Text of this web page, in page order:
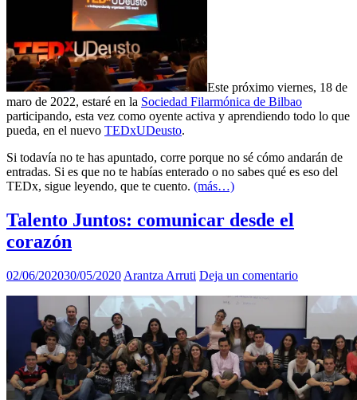
Este próximo viernes, 18 de
maro de 2022, estaré en la Sociedad Filarmónica de Bilbao
participando, esta vez como oyente activa y aprendiendo todo lo que
pueda, en el nuevo TEDxUDeusto.
Si todavía no te has apuntado, corre porque no sé cómo andarán de
entradas. Si es que no te habías enterado o no sabes qué es eso del
TEDx, sigue leyendo, que te cuento. (más…)
Talento Juntos: comunicar desde el
corazón
02/06/202030/05/2020 Arantza Arruti Deja un comentario